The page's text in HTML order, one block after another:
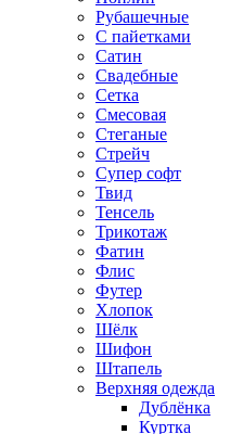
Рубашечные
С пайетками
Сатин
Свадебные
Сетка
Смесовая
Стеганые
Стрейч
Супер софт
Твид
Тенсель
Трикотаж
Фатин
Флис
Футер
Хлопок
Шёлк
Шифон
Штапель
Верхняя одежда
Дублёнка
Куртка